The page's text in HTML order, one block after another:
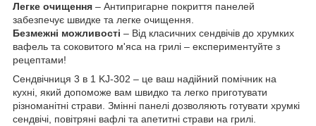
Легке очищення – Антипригарне покриття панелей
забезпечує швидке та легке очищення.
Безмежні можливості – Від класичних сендвічів до хрумких
вафель та соковитого м'яса на грилі – експериментуйте з
рецептами!
Сендвічниця 3 в 1 KJ-302 – це ваш надійний помічник на
кухні, який допоможе вам швидко та легко приготувати
різноманітні страви. Змінні панелі дозволяють готувати хрумкі
сендвічі, повітряні вафлі та апетитні страви на грилі.